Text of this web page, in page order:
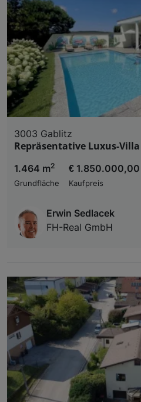
3003 Gablitz
Repräsentative Luxus-
1.464 m2
Grundfläche
€ 1.850.000,00
Kaufpreis
Erwin Sedlacek
FH-Real GmbH